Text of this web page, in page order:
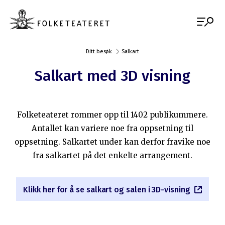
Ditt besøk Salkart
Salkart med 3D visning
Folketeateret rommer opp til 1402 publikummere.
Antallet kan variere noe fra oppsetning til
oppsetning. Salkartet under kan derfor fravike noe
fra salkartet på det enkelte arrangement.
Klikk her for å se salkart og salen i 3D-visning